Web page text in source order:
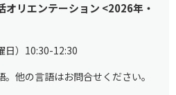
オリエンテーション <2026年・
日）10:30-12:30
他の言語はお問合せください。